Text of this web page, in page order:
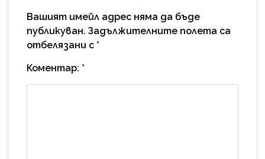
Вашият имейл адрес няма да бъде
публикуван. Задължителните полета са
отбелязани с *
Коментар: *